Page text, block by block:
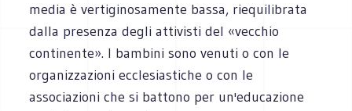
media è vertiginosamente bassa, riequilibrata
dalla presenza degli attivisti del «vecchio
continente». I bambini sono venuti o con le
organizzazioni ecclesiastiche o con le
associazioni che si battono per un'educazione